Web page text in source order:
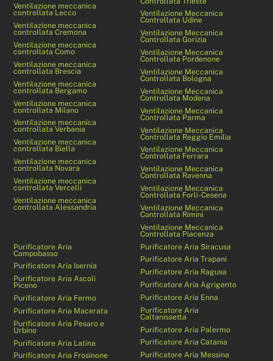
Ventilazione meccanica
controllata Lecco
Ventilazione meccanica
controllata Cremona
Ventilazione meccanica
controllata Como
Ventilazione meccanica
controllata Brescia
Ventilazione meccanica
controllata Bergamo
Ventilazione meccanica
controllata Milano
Ventilazione meccanica
controllata Verbania
Ventilazione meccanica
controllata Biella
Ventilazione meccanica
controllata Novara
Ventilazione meccanica
controllata Vercelli
Ventilazione meccanica
controllata Alessandria
Ventilazione Meccanica
Controllata Udine
Ventilazione Meccanica
Controllata Gorizia
Ventilazione Meccanica
Controllata Pordenone
Ventilazione Meccanica
Controllata Bologna
Ventilazione Meccanica
Controllata Modena
Ventilazione Meccanica
Controllata Parma
Ventilazione Meccanica
Controllata Reggio Emilia
Ventilazione Meccanica
Controllata Ferrara
Ventilazione Meccanica
Controllata Ravenna
Ventilazione Meccanica
Controllata Forlì-Cesena
Ventilazione Meccanica
Controllata Rimini
Ventilazione Meccanica
Controllata Piacenza
Purificatore Aria
Campobasso
Purificatore Aria Isernia
Purificatore Aria Ascoli
Piceno
Purificatore Aria Fermo
Purificatore Aria Macerata
Purificatore Aria Pesaro e
Urbino
Purificatore Aria Latina
Purificatore Aria Frosinone
Purificatore Aria Siracusa
Purificatore Aria Trapani
Purificatore Aria Ragusa
Purificatore Aria Agrigento
Purificatore Aria Enna
Purificatore Aria
Caltanissetta
Purificatore Aria Palermo
Purificatore Aria Catania
Purificatore Aria Messina